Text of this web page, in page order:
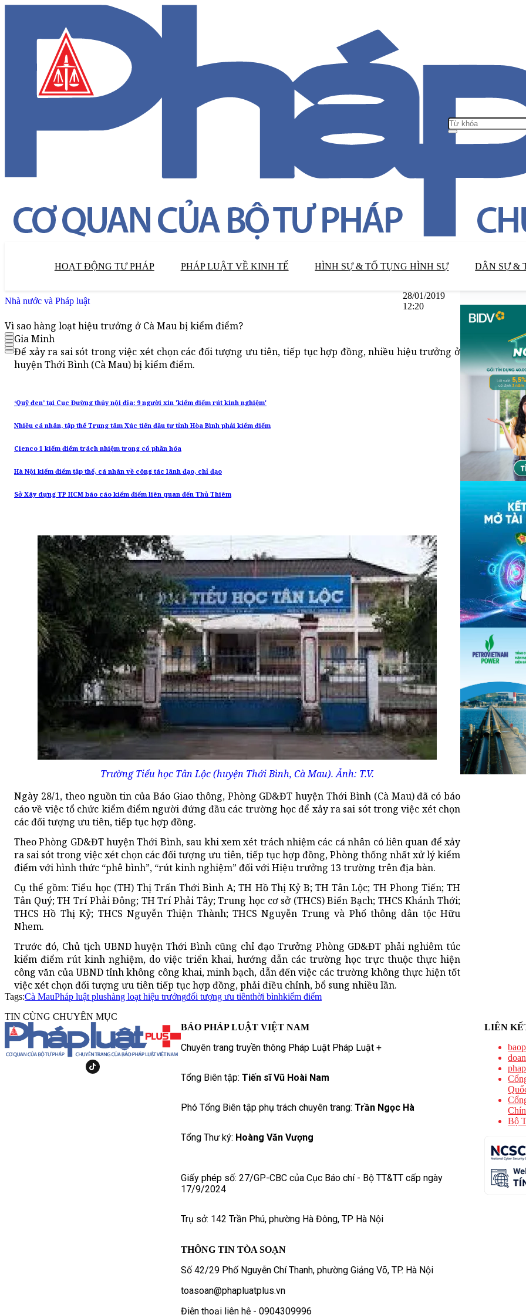
HOẠT ĐỘNG TƯ PHÁP PHÁP LUẬT VỀ KINH TẾ HÌNH SỰ & TỐ TỤNG HÌNH SỰ DÂN SỰ &
Nhà nước và Pháp luật
28/01/2019
12:20
Vì sao hàng loạt hiệu trưởng ở Cà Mau bị kiểm điểm?
Gia Minh
Để xảy ra sai sót trong việc xét chọn các đối tượng ưu tiên, tiếp tục hợp đồng, nhiều hiệu trưởng ở
huyện Thới Bình (Cà Mau) bị kiểm điểm.
‘Quỹ đen’ tại Cục Đường thủy nội địa: 9 người xin 'kiểm điểm rút kinh nghiệm'
Nhiều cá nhân, tập thể Trung tâm Xúc tiến đầu tư tỉnh Hòa Bình phải kiểm điểm
Cienco 1 kiểm điểm trách nhiệm trong cổ phần hóa
Hà Nội kiểm điểm tập thể, cá nhân về công tác lãnh đạo, chỉ đạo
Sở Xây dựng TP HCM báo cáo kiểm điểm liên quan đến Thủ Thiêm
Trường Tiểu học Tân Lộc (huyện Thới Bình, Cà Mau).​​ Ảnh: T.V.
Ngày 28/1, theo nguồn tin của Báo Giao thông, Phòng GD&ĐT huyện Thới Bình (Cà Mau) đã có báo
cáo về việc tổ chức kiểm điểm người đứng đầu các trường học để xảy ra sai sót trong việc xét chọn
các đối tượng ưu tiên, tiếp tục hợp đồng.
Theo Phòng GD&ĐT huyện Thới Bình, sau khi xem xét trách nhiệm các cá nhân có liên quan để xảy
ra sai sót trong việc xét chọn các đối tượng ưu tiên, tiếp tục hợp đồng, Phòng thống nhất xử lý kiểm
điểm với hình thức “phê bình”, “rút kinh nghiệm” đối với Hiệu trưởng 13 trường trên địa bàn.
Cụ thể gồm: Tiểu học (TH) Thị Trấn Thới Bình A; TH Hồ Thị Kỷ B; TH Tân Lộc; TH Phong Tiến; TH
Tân Quý; TH Trí Phải Đông; TH Trí Phải Tây; Trung học cơ sở (THCS) Biển Bạch; THCS Khánh Thới;
THCS Hồ Thị Kỷ; THCS Nguyễn Thiện Thành; THCS Nguyễn Trung và Phổ thông dân tộc Hữu
Nhem.
Trước đó, Chủ tịch UBND huyện Thới Bình cũng chỉ đạo Trưởng Phòng GD&ĐT phải nghiêm túc
kiểm điểm rút kinh nghiệm, do việc triển khai, hướng dẫn các trường học trực thuộc thực hiện
công văn của UBND tỉnh không công khai, minh bạch, dẫn đến việc các trường không thực hiện tốt
việc xét chọn đối tượng ưu tiên tiếp tục hợp đồng, phải điều chỉnh, bổ sung nhiều lần.
Tags:Cà MauPháp luật plushàng loạt hiệu trưởngđối tượng ưu tiênthời bìnhkiểm điểm
TIN CÙNG CHUYÊN MỤC
BÁO PHÁP LUẬT VIỆT NAM
Chuyên trang truyền thông Pháp Luật Pháp Luật +
Tổng Biên tập: Tiến sĩ Vũ Hoài Nam
Phó Tổng Biên tập phụ trách chuyên trang: Trần Ngọc Hà
Tổng Thư ký: Hoàng Văn Vượng
Giấy phép số: 27/GP-CBC của Cục Báo chí - Bộ TT&TT cấp ngày
17/9/2024
Trụ sở: 142 Trần Phú, phường Hà Đông, TP Hà Nội
THÔNG TIN TÒA SOẠN
Số 42/29 Phố Nguyễn Chí Thanh, phường Giảng Võ, TP. Hà Nội
toasoan@phapluatplus.vn
Điện thoại liên hệ - 0904309996
LIÊN
Bộ